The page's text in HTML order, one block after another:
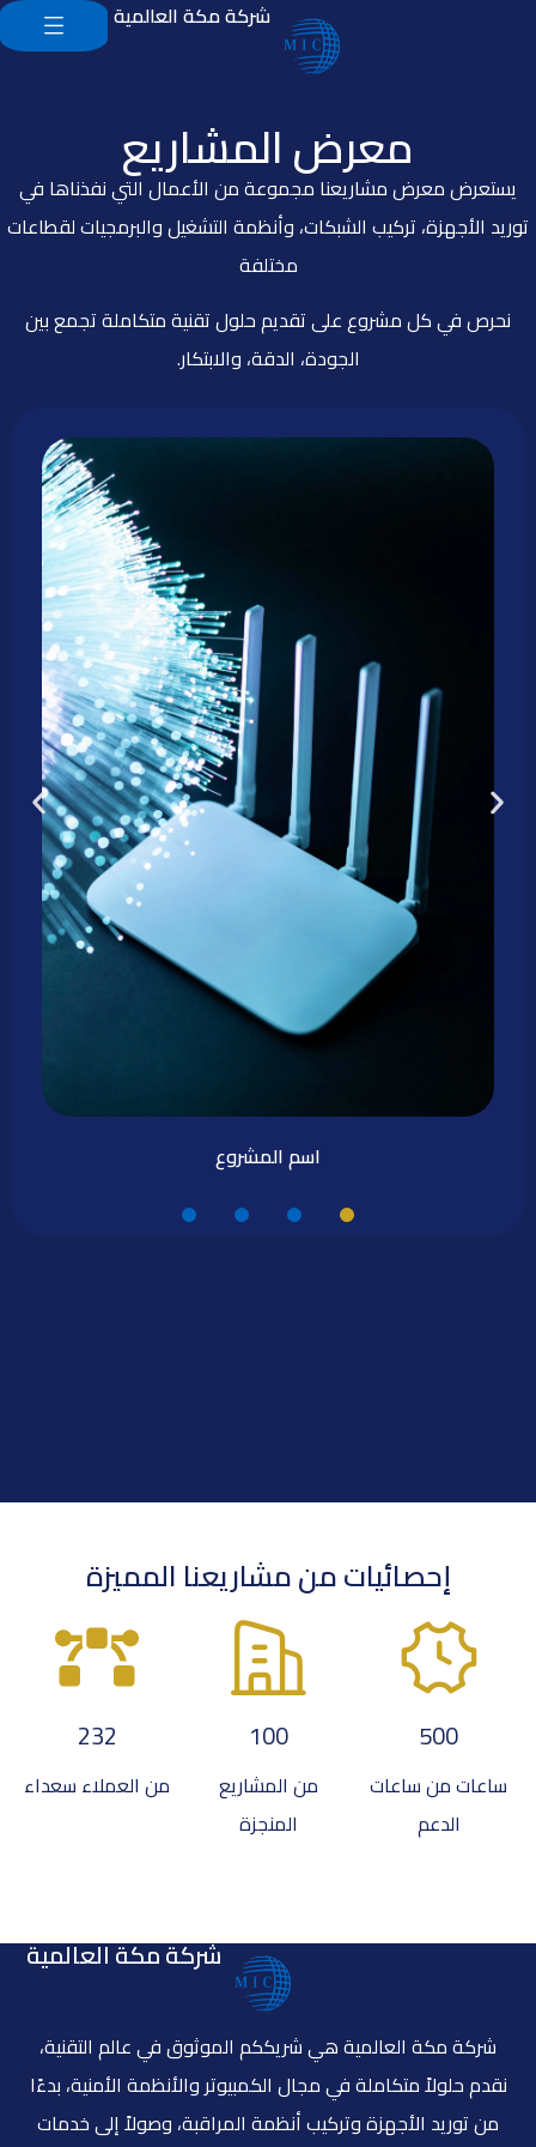
شركة مكة العالمية
معرض المشاريع
يستعرض معرض مشاريعنا مجموعة من الأعمال التي نفذناها في
توريد الأجهزة، تركيب الشبكات، وأنظمة التشغيل والبرمجيات لقطاعات
مختلفة
نحرص في كل مشروع على تقديم حلول تقنية متكاملة تجمع بين
الجودة، الدقة، والابتكار.
اسم المشروع
إحصائيات من مشاريعنا المميزة
232
من العملاء سعداء
100
من المشاريع
المنجزة
500
ساعات من ساعات
الدعم
شركة مكة العالمية
شركة مكة العالمية هي شريككم الموثوق في عالم التقنية،
نقدم حلولاً متكاملة في مجال الكمبيوتر والأنظمة الأمنية، بدءًا
من توريد الأجهزة وتركيب أنظمة المراقبة، وصولاً إلى خدمات